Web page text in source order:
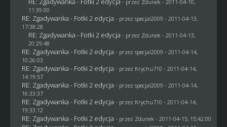
- przez Zdunek - 2011-04-10,
11:39:00
RE: Zgadywanka - Fotki 2 edycja - przez specjal2009 - 2011-04-13,
17:38:28
RE: Zgadywanka - Fotki 2 edycja - przez Zdunek - 2011-04-13,
20:29:48
RE: Zgadywanka - Fotki 2 edycja - przez specjal2009 - 2011-04-14,
10:26:03
RE: Zgadywanka - Fotki 2 edycja - przez Krychu710 - 2011-04-14,
14:19:57
RE: Zgadywanka - Fotki 2 edycja - przez specjal2009 - 2011-04-14,
16:33:37
RE: Zgadywanka - Fotki 2 edycja - przez Krychu710 - 2011-04-14,
19:33:12
RE: Zgadywanka - Fotki 2 edycja - przez Zdunek - 2011-04-15, 15:42:00